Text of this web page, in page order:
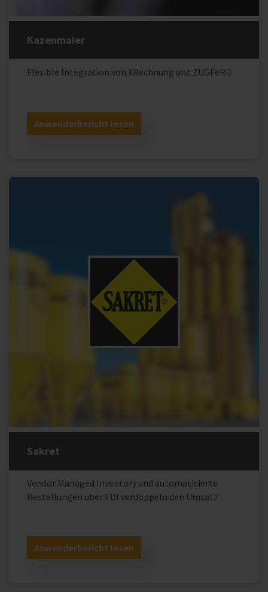
Kazenmaier
Flexible Integration von XRechnung und ZUGFeRD
Anwenderbericht lesen
Sakret
Vendor Managed Inventory und automatisierte
Bestellungen über EDI verdoppeln den Umsatz
Anwenderbericht lesen